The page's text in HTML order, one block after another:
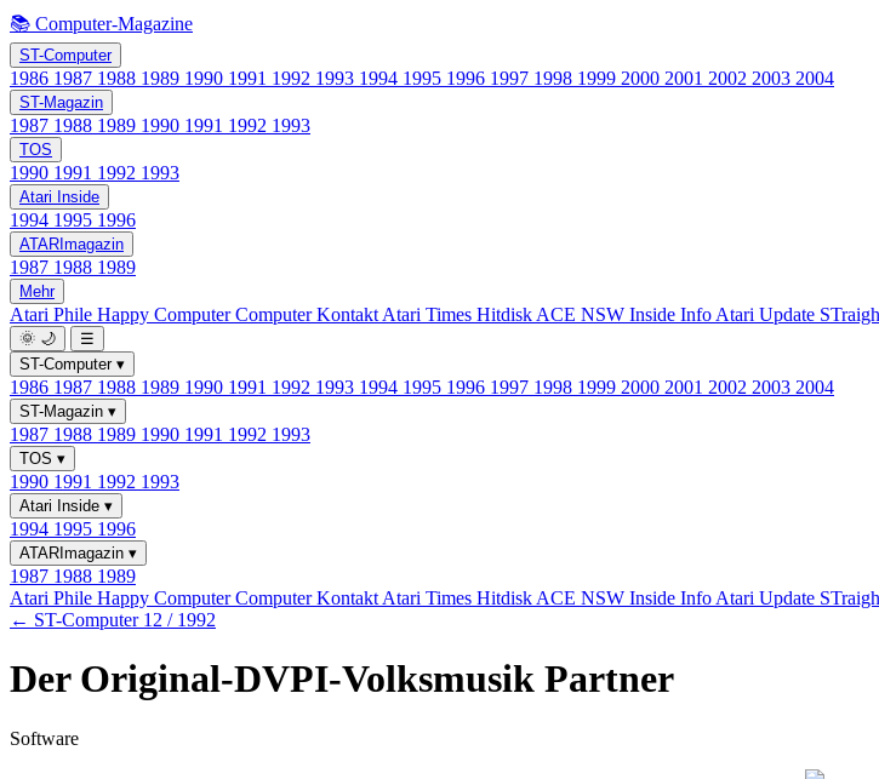
📚 Computer-Magazine
ST-Computer
1986 1987 1988 1989 1990 1991 1992 1993 1994 1995 1996 1997 1998 1999 2000 2001 2002 2003 2004
ST-Magazin
1987 1988 1989 1990 1991 1992 1993
TOS
1990 1991 1992 1993
Atari Inside
1994 1995 1996
ATARImagazin
1987 1988 1989
Mehr
Atari Phile Happy ComputerComputer Kontakt Atari Times Hitdisk ACE NSW Inside Info Atari Update
🌞 🌙
☰
ST-Computer ▾
1986 1987 1988 1989 1990 1991 1992 1993 1994 1995 1996 1997 1998 1999 2000 2001 2002 2003 2004
ST-Magazin ▾
1987 1988 1989 1990 1991 1992 1993
TOS ▾
1990 1991 1992 1993
Atari Inside ▾
1994 1995 1996
ATARImagazin ▾
1987 1988 1989
Atari Phile Happy ComputerComputer Kontakt Atari Times Hitdisk ACE NSW Inside Info Atari Update
← ST-Computer 12 / 1992
Der Original-DVPI-Volksmusik Partner
Software